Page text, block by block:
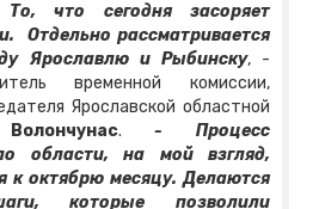
что сегодня засоряет
Отдельно рассматривается
Ярославлю и Рыбинску, -
временной комиссии,
Ярославской областной
.- Процесс
области, на мой взгляд,
к октябрю месяцу. Делаются
которые позволили